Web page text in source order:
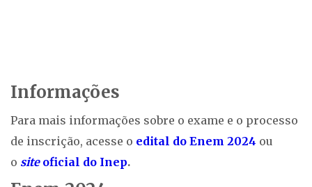
Informações
Para mais informações sobre o exame e o processo
de inscrição, acesse o edital do Enem 2024 ou
o siteoficial do Inep.